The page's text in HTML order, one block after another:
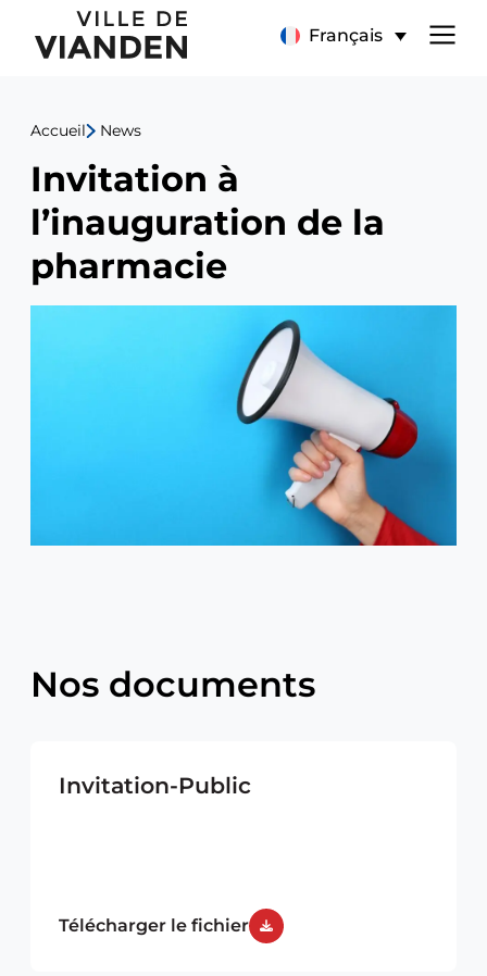
Invitation
l’inauguration
de
la
pharmacie
Français
Menu
navigation
principal
Accueil News
Invitation à
l’inauguration de la
pharmacie
Nos documents
Invitation-Public
Télécharger le fichier